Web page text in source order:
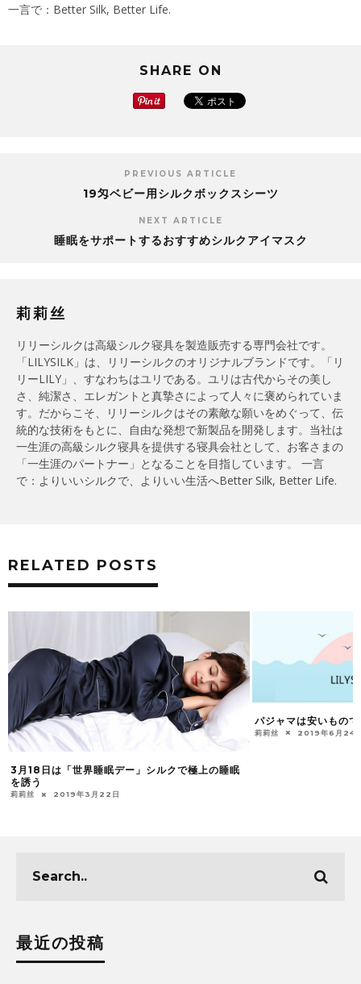
一言で：Better Silk, Better Life.
SHARE ON
PREVIOUS ARTICLE
19匁ベビー用シルクボックスシーツ
NEXT ARTICLE
睡眠をサポートするおすすめシルクアイマスク
莉莉丝
リリーシルクは高級シルク寝具を製造販売する専門会社です。
「LILYSILK」は、リリーシルクのオリジナルブランドです。「リ
リーLILY」、すなわちはユリである。ユリは古代からその美し
さ、純潔さ、エレガントと真摯さによって人々に褒められていま
す。だからこそ、リリーシルクはその素敵な願いをめぐって、伝
統的な技術をもとに、自由な発想で新製品を開発します。当社は
一生涯の高級シルク寝具を提供する寝具会社として、お客さまの
「一生涯のパートナー」となることを目指しています。 一言
で：よりいいシルクで、よりいい生活へBetter Silk, Better Life.
RELATED POSTS
3月18日は「世界睡眠デー」シルクで極上の睡眠
を誘う
莉莉丝 2019年3月22日
パジャマは安いもの
莉莉丝 2019年6月24
最近の投稿